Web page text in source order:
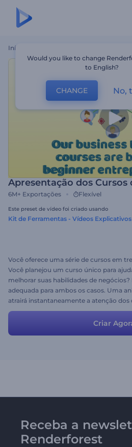
Início
Apresentação dos Cursos
6M+ Exportações Flexível
Este preset de vídeo foi criado usando
Kit de Ferramentas - Vídeos
Você oferece uma série de cursos em
Você planejou um curso único para
melhorar suas habilidades de
adequada para ambos os casos. Uma
atrairá instantaneamente a atenção dos
cursos e o seu conteúdo irá fixar a
modificar as cenas, assim como o
mais relevante aos seus cursos de
Criar
Receba a
Renderforest
Would you like to change
to English?
CHANGE No,